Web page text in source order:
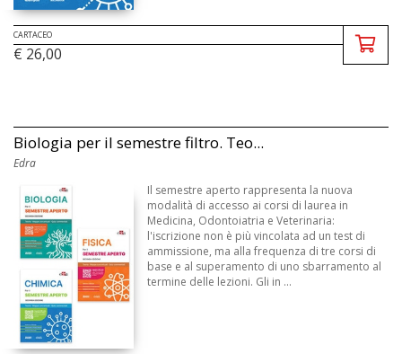
CARTACEO
€ 26,00
Biologia per il semestre filtro. Teo...
Edra
Il semestre aperto rappresenta la nuova
modalità di accesso ai corsi di laurea in
Medicina, Odontoiatria e Veterinaria:
l'iscrizione non è più vincolata ad un test di
ammissione, ma alla frequenza di tre corsi di
base e al superamento di uno sbarramento al
termine delle lezioni. Gli in ...